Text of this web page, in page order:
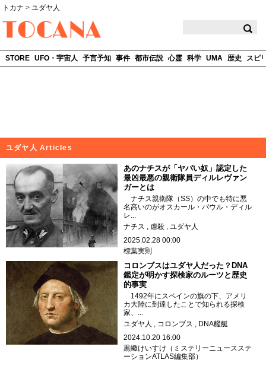
トカナ > ユダヤ人
STORE UFO・宇宙人 予言予知 事件 都市伝説 心霊 科学 UMA 歴史 スピ
ユダヤ人 Articles
あのナチスが「ヤバい奴」認定した
最凶最悪の親衛隊員ディルレヴァン
ガーとは
ナチス親衛隊（SS）の中でも特に悪
名高いのがオスカール・パウル・ディル
レ...
ナチス
虐殺
ユダヤ人
2025.02.28 00:00
標葉実則
コロンブスはユダヤ人だった？DNA
鑑定が明かす探検家のルーツと歴史
的事実
1492年にスペインの旗の下、アメリ
カ大陸に到達したことで知られる探検
家、...
ユダヤ人
コロンブス
DNA艦艇
2024.10.20 16:00
黒蠍けいすけ（ミステリーニュースステ
ーションATLAS編集部）